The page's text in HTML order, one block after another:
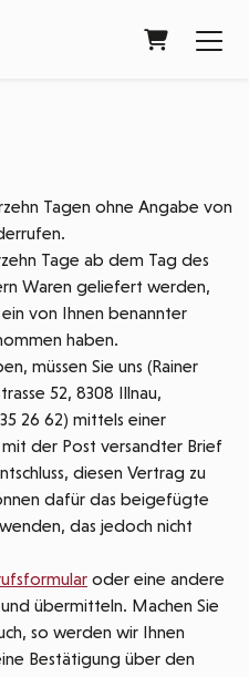
Warenkorb
Tagen ohne Angabe von
Tage ab dem Tag des
Waren geliefert werden,
von Ihnen benannter
haben.
müssen Sie uns (Rainer
52, 8308 Illnau,
26 62) mittels einer
der Post versandter Brief
diesen Vertrag zu
dafür das beigefügte
das jedoch nicht
oder eine andere
übermitteln. Machen Sie
so werden wir Ihnen
Bestätigung über den